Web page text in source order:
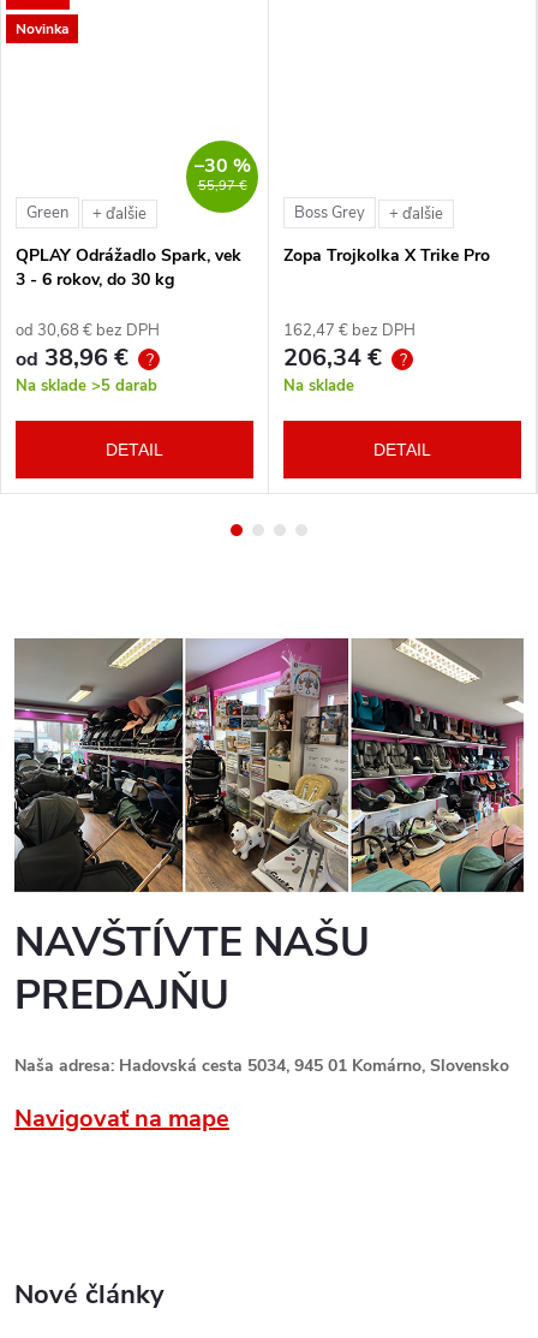
Novinka
55,97 €
–30 %
Green + ďalšie
QPLAY Odrážadlo Spark, vek
3 - 6 rokov, do 30 kg
od 30,68 € bez DPH
od 38,96 € ?
Na sklade >5 darab
DETAIL
Boss Grey + ďalšie
Zopa Trojkolka X Trike Pro
162,47 € bez DPH
206,34 € ?
Na sklade
DETAIL
NAVŠTÍVTE NAŠU
PREDAJŇU
Naša adresa: Hadovská cesta 5034, 945 01 Komárno, Slovensko
Navigovať na mape
Nové články